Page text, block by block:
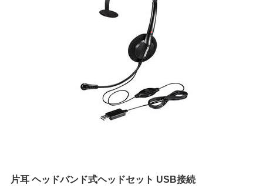
片耳 ヘッドバンド式ヘッドセット USB接続